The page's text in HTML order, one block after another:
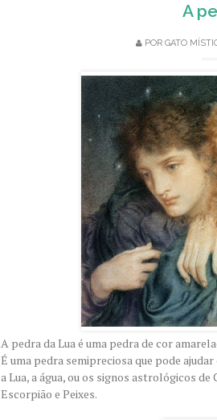
A
POR GATO
A pedra da Lua é uma pedra de cor
É uma pedra semipreciosa que pode
a Lua, a água, ou os signos astrológicos de
Escorpião e Peixes.